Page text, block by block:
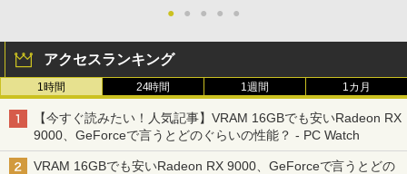
PRO13 インテル第10世代 Core i5 1035
G1メモリ8GB 秒速起動SSD最大1TB 14
型FHD1920*1080高解像度 カメラ内蔵 ノ
ートパソコン Windows11Proオフィス付
ice2024可送料無料 中古パソコン軽量
￥25,800
5
【楽天1位 10.5/11インチ 小型 軽量】モ
バイルモニター 10.5インチ 11インチ フ
ルHD 1080P 100%sRGB 400cd/m? 光沢
IPS パネル 色鮮やか 265g 超軽量 Type-
C対応 miniHDMI モニター 持ち運び サブ
ディスプレイ ミニPC対応 3年保証 EVICI
V
レスイヤホン Bluetooth 5.4 ノイズキャンセ
￥3,480
￥998
● ● ● ● ●
アクセスランキング
1時間 24時間 1週間 1カ月
【今すぐ読みたい！人気記事】VRAM 16GBでも安いRadeon RX
9000、GeForceで言うとどのぐらいの性能？ - PC Watch
VRAM 16GBでも安いRadeon RX 9000、GeForceで言うとどの